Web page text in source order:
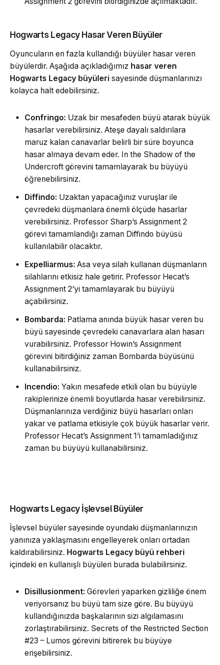
Hogwarts Legacy Hasar Veren Büyüler
Oyuncuların en fazla kullandığı büyüler hasar veren
büyülerdir. Aşağıda açıkladığımız hasar veren
Hogwarts Legacy büyüleri sayesinde düşmanlarınızı
kolayca halt edebilirsiniz.
Confringo: Uzak bir mesafeden büyü atarak büyük
hasarlar verebilirsiniz. Ateşe dayalı saldırılara
maruz kalan canavarlar belirli bir süre boyunca
hasar almaya devam eder. In the Shadow of the
Undercroft görevini tamamlayarak bu büyüyü
öğrenebilirsiniz.
Diffindo: Uzaktan yapacağınız vuruşlar ile
çevredeki düşmanlara önemli ölçüde hasarlar
verebilirsiniz. Professor Sharp’s Assignment 2
görevi tamamlandığı zaman Diffindo büyüsü
kullanılabilir olacaktır.
Expelliarmus: Asa veya silah kullanan düşmanların
silahlarını etkisiz hale getirir. Professor Hecat’s
Assignment 2’yi tamamlayarak bu büyüyü
açabilirsiniz.
Bombarda: Patlama anında büyük hasar veren bu
büyü sayesinde çevredeki canavarlara alan hasarı
vurabilirsiniz. Professor Howin’s Assignment
görevini bitirdiğiniz zaman Bombarda büyüsünü
kullanabilirsiniz.
Incendio: Yakın mesafede etkili olan bu büyüyle
rakiplerinize önemli boyutlarda hasar verebilirsiniz.
Düşmanlarınıza verdiğiniz büyü hasarları onları
yakar ve patlama etkisiyle çok büyük hasarlar verir.
Professor Hecat’s Assignment 1’i tamamladığınız
zaman bu büyüyü kullanabilirsiniz.
Hogwarts Legacy İşlevsel Büyüler
İşlevsel büyüler sayesinde oyundaki düşmanlarınızın
yanınıza yaklaşmasını engelleyerek onları ortadan
kaldırabilirsiniz. Hogwarts Legacy büyü rehberi
içindeki en kullanışlı büyüleri burada bulabilirsiniz.
Disillusionment: Görevleri yaparken gizliliğe önem
veriyorsanız bu büyü tam size göre. Bu büyüyü
kullandığınızda başkalarının sizi algılamasını
zorlaştırabilirsiniz. Secrets of the Restricted Section
#23 – Lumos görevini bitirerek bu büyüye
erişebilirsiniz.